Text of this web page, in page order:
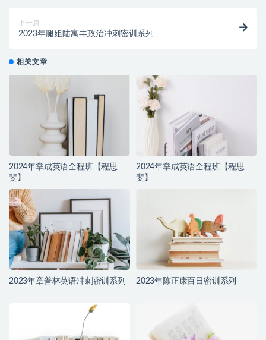
下一篇
2023年腿姐陆寓丰政治冲刺密训系列
相关文章
2024年掌成英语全程班【程思
斐】
2024年掌成英语全程班【程思
斐】
2023年章普林英语冲刺密训系列 2023年陈正康百日密训系列